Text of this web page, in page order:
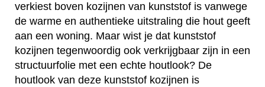
verkiest boven kozijnen van kunststof is vanwege
de warme en authentieke uitstraling die hout geeft
aan een woning. Maar wist je dat kunststof
kozijnen tegenwoordig ook verkrijgbaar zijn in een
structuurfolie met een echte houtlook? De
houtlook van deze kunststof kozijnen is